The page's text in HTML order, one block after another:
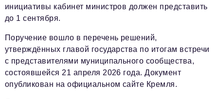
инициативы кабинет министров должен представить
до 1 сентября.
Поручение вошло в перечень решений,
утверждённых главой государства по итогам встречи
с представителями муниципального сообщества,
состоявшейся 21 апреля 2026 года. Документ
опубликован на официальном сайте Кремля.